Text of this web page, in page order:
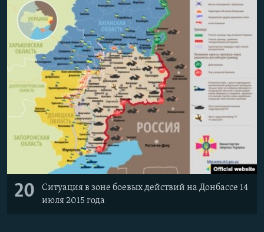
20
Ситуация в зоне боевых действий на Донбассе 14
июля 2015 года